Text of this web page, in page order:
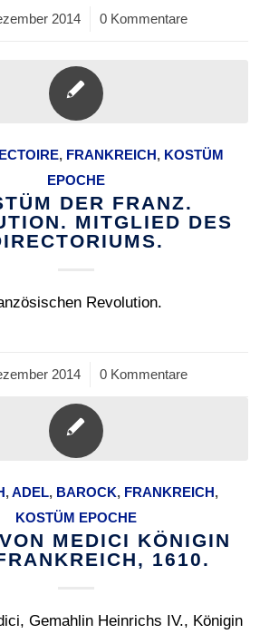
2014
/ 0 Kommentare
, FRANKREICH, KOSTÜM
EPOCHE
DER FRANZ.
MITGLIED DES
Revolution.
2014
/ 0 Kommentare
,ADEL, BAROCK, FRANKREICH,
KOSTÜM EPOCHE
MEDICI KÖNIGIN
1610.
Gemahlin Heinrichs IV., Königin